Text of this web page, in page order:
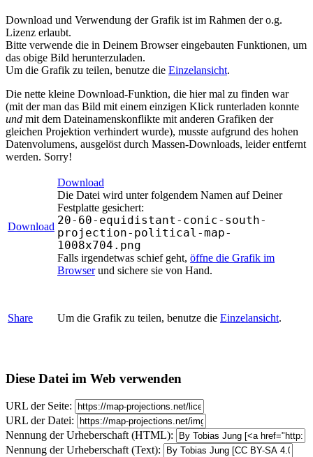
Download und Verwendung der Grafik ist im Rahmen der o.g.
Lizenz erlaubt.
Bitte verwende die in Deinem Browser eingebauten Funktionen, um
das obige Bild herunterzuladen.
Um die Grafik zu teilen, benutze die Einzelansicht.
Die nette kleine Download-Funktion, die hier mal zu finden war
(mit der man das Bild mit einem einzigen Klick runterladen konnte
und mit dem Dateinamenskonflikte mit anderen Grafiken der
gleichen Projektion verhindert wurde), musste aufgrund des hohen
Datenvolumens, ausgelöst durch Massen-Downloads, leider entfernt
werden. Sorry!
Download
Download
Die Datei wird unter folgendem Namen auf Deiner
Festplatte gesichert:
20-60-equidistant-conic-south-
projection-political-map-
1008x704.png
Falls irgendetwas schief geht, öffne die Grafik im
Browserund sichere sie von Hand.
Share Um die Grafik zu teilen, benutze die Einzelansicht.
Diese Datei im Web verwenden
URL der Seite:
URL der Datei:
Nennung der Urheberschaft (HTML):
Nennung der Urheberschaft (Text):